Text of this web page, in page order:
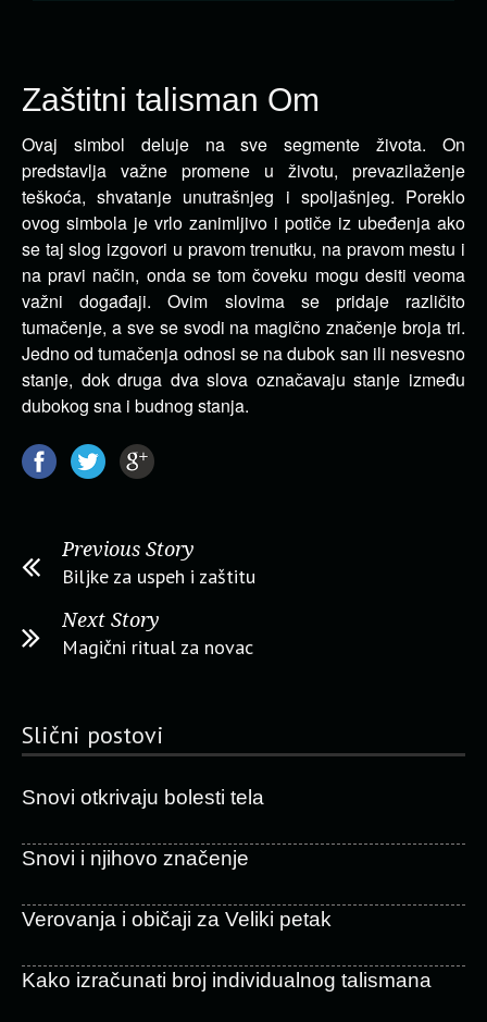
Zaštitni talisman Om
Ovaj simbol deluje na sve segmente života. On
predstavlja važne promene u životu, prevazilaženje
teškoća, shvatanje unutrašnjeg i spoljašnjeg. Poreklo
ovog simbola je vrlo zanimljivo i potiče iz ubeđenja ako
se taj slog izgovori u pravom trenutku, na pravom mestu i
na pravi način, onda se tom čoveku mogu desiti veoma
važni događaji. Ovim slovima se pridaje različito
tumačenje, a sve se svodi na magično značenje broja tri.
Jedno od tumačenja odnosi se na dubok san ili nesvesno
stanje, dok druga dva slova označavaju stanje između
dubokog sna i budnog stanja.
Previous Story
Biljke za uspeh i zaštitu
Next Story
Magični ritual za novac
Slični postovi
Snovi otkrivaju bolesti tela
Snovi i njihovo značenje
Verovanja i običaji za Veliki petak
Kako izračunati broj individualnog talismana